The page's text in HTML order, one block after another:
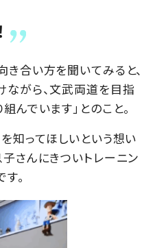
合い方を聞いてみると、
ながら、文武両道を目指
んでいます」とのこと。
知ってほしいという想い
さんにきついトレーニン
。